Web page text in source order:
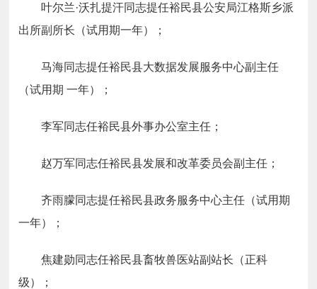
叶尔兰·沃扎提汗同志提任裕民县公安局江格斯乡派
出所副所长（试用期一年）；
马海同志提任裕民县大数据发展服务中心副主任
（试用期 一年）；
李军同志任裕民县外事办公室主任；
赵万军同志任裕民县发展和改革委员会副主任；
齐雨朦同志提任裕民县政务服务中心主任（试用期
一年）；
焦建勋同志任裕民县畜牧兽医站副站长（正科
级）；